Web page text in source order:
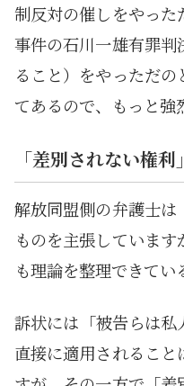
制反対の催しをやっ
事件の石川一雄有罪
ること）をやっただ
てあるので、もっと強
「差別されない権
解放同盟側の弁護士は
ものを主張していま
も理論を整理できてい
訴状には「被告らは
直接に適用されるこ